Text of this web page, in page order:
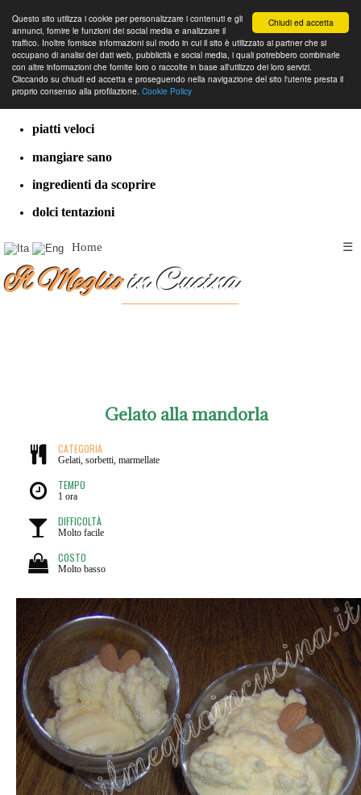
Chiudi ed accetta
Questo sito utilizza i cookie per personalizzare i contenuti e gli
annunci, fornire le funzioni dei social media e analizzare il
traffico. Inoltre fornisce informazioni sul modo in cui il sito è utilizzato ai partner che si
occupano di analisi dei dati web, pubblicità e social media, i quali potrebbero combinarle
con altre informazioni che fornite loro o raccolte in base all'utilizzo dei loro servizi.
Cliccando su chiudi ed accetta e proseguendo nella navigazione del sito l'utente presta il
proprio consenso alla profilazione. Cookie Policy
cucina dal mondo
ricette classiche
piatti veloci
mangiare sano
ingredienti da scoprire
dolci tentazioni
Home ☰
Il Meglioin Cucina
Gelato alla mandorla
CATEGORIA
Gelati, sorbetti, marmellate
TEMPO
1 ora
DIFFICOLTÀ
Molto facile
COSTO
Molto basso